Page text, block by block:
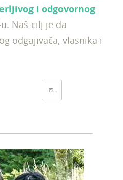
i odgovornog
Naš cilj je da
odgajivača, vlasnika i
Odaberi ABC...